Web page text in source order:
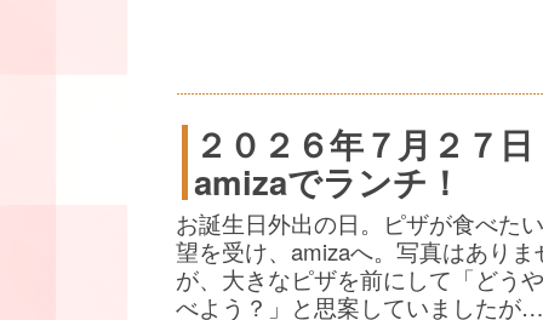
２０２６年７月２７日
amizaでランチ！
お誕生日外出の日。ピザが食べた
望を受け、amizaへ。写真はありま
が、大きなピザを前にして「どう
べよう？」と思案していましたが